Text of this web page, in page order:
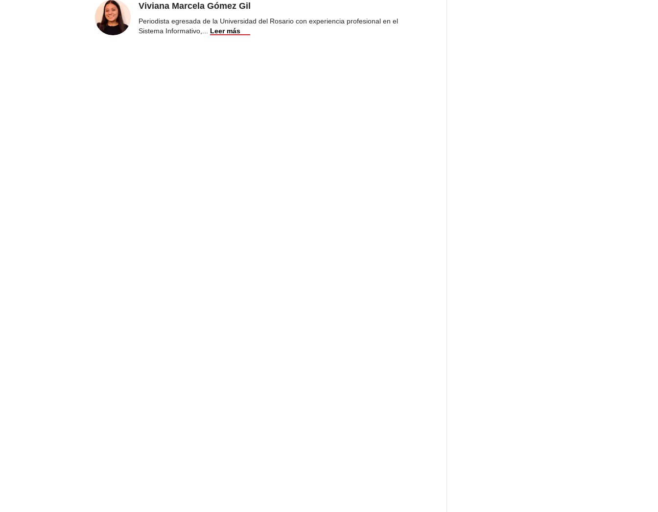
Viviana Marcela Gómez Gil
Periodista egresada de la Universidad del Rosario con experiencia profesional en el
Sistema Informativo,
Leer más